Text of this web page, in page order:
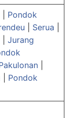
Pondok
Serua
Jurang
Pondok